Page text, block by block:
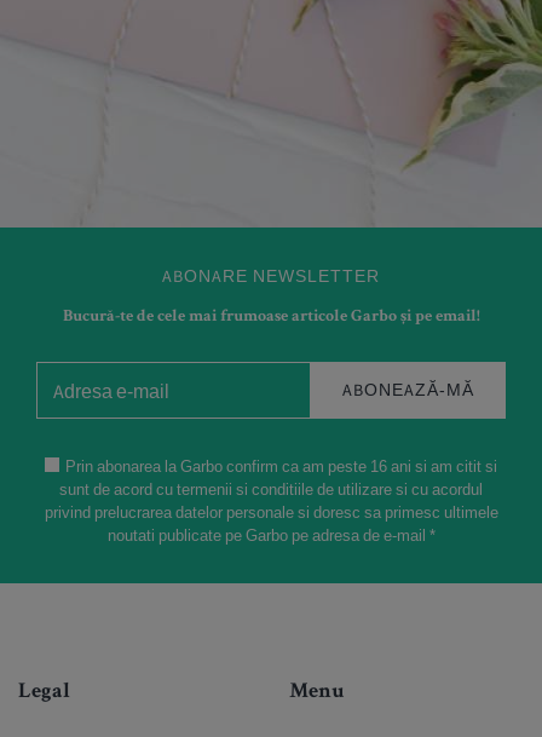
ABONARE NEWSLETTER
Bucură-te de cele mai frumoase articole Garbo și pe email!
ABONEAZĂ-MĂ
Prin abonarea la Garbo confirm ca am peste 16 ani si am citit si
sunt de acord cu termenii si conditiile de utilizare si cu acordul
privind prelucrarea datelor personale si doresc sa primesc ultimele
noutati publicate pe Garbo pe adresa de e-mail *
Legal Menu